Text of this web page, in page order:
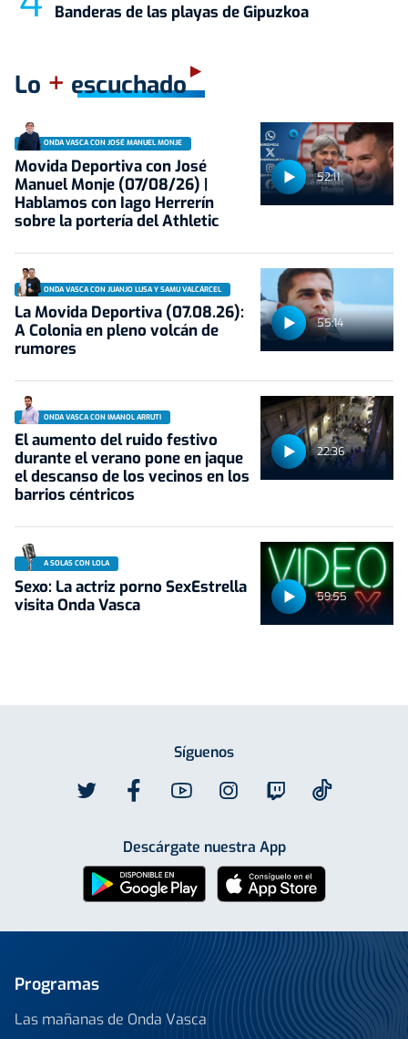
Banderas de las playas de Gipuzkoa
Lo + escuchado
52:11
ONDA VASCA CON JOSÉ MANUEL MONJE
Movida Deportiva con José
Manuel Monje (07/08/26) |
Hablamos con Iago Herrerín
sobre la portería del Athletic
55:14
ONDA VASCA CON JUANJO LUSA Y SAMU VALCÁRCEL
La Movida Deportiva (07.08.26):
A Colonia en pleno volcán de
rumores
22:36
ONDA VASCA CON IMANOL ARRUTI
El aumento del ruido festivo
durante el verano pone en jaque
el descanso de los vecinos en los
barrios céntricos
59:55
A SOLAS CON LOLA
Sexo: La actriz porno SexEstrella
visita Onda Vasca
Síguenos
Descárgate nuestra App
Programas
Las mañanas de Onda Vasca